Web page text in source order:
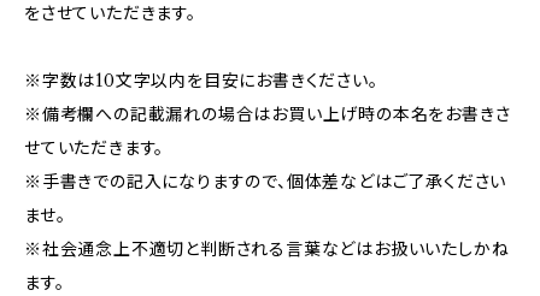
をさせていただきます。
※字数は10文字以内を目安にお書きください。
※備考欄への記載漏れの場合はお買い上げ時の本名をお書きさ
せていただきます。
※手書きでの記入になりますので、個体差などはご了承ください
ませ。
※社会通念上不適切と判断される言葉などはお扱いいたしかね
ます。